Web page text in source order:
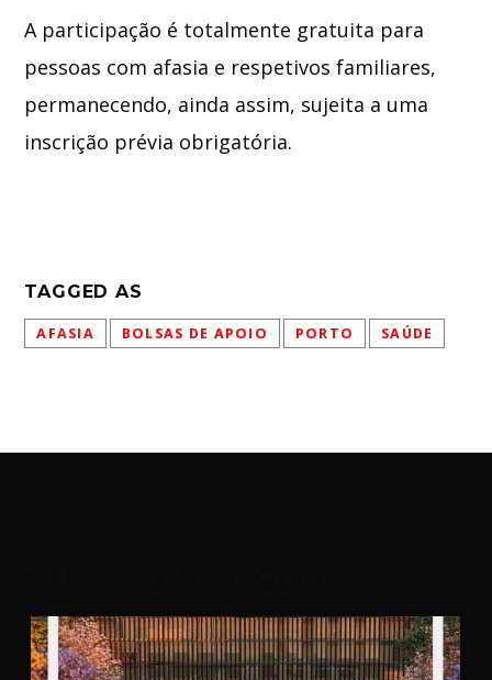
A participação é totalmente gratuita para
pessoas com afasia e respetivos familiares,
permanecendo, ainda assim, sujeita a uma
inscrição prévia obrigatória.
TAGGED AS
AFASIA BOLSAS DE APOIO PORTO SAÚDE